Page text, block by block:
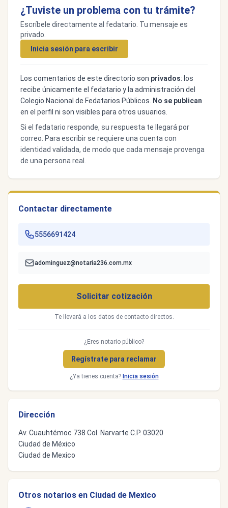
¿Tuviste un problema con tu trámite?
Escríbele directamente al fedatario. Tu mensaje es
privado.
Inicia sesión para escribir
Los comentarios de este directorio son privados: los
recibe únicamente el fedatario y la administración del
Colegio Nacional de Fedatarios Públicos.
No se publican
en el perfil ni son visibles para otros usuarios.
Si el fedatario responde, su respuesta te llegará por
correo. Para escribir se requiere una cuenta con
identidad validada, de modo que cada mensaje provenga
de una persona real.
Contactar directamente
5556691424
adominguez@notaria236.com.mx
Solicitar cotización
Te llevará a los datos de contacto directos.
¿Eres notario público?
Regístrate para reclamar
¿Ya tienes cuenta? Inicia sesión
Dirección
Av. Cuauhtémoc 738 Col. Narvarte C.P. 03020
Ciudad de México
Ciudad de Mexico
Otros notarios en Ciudad de Mexico